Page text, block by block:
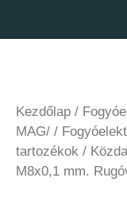
Kezdőlap /
MAG/ /
tartozékok /
M8x0,1 mm.